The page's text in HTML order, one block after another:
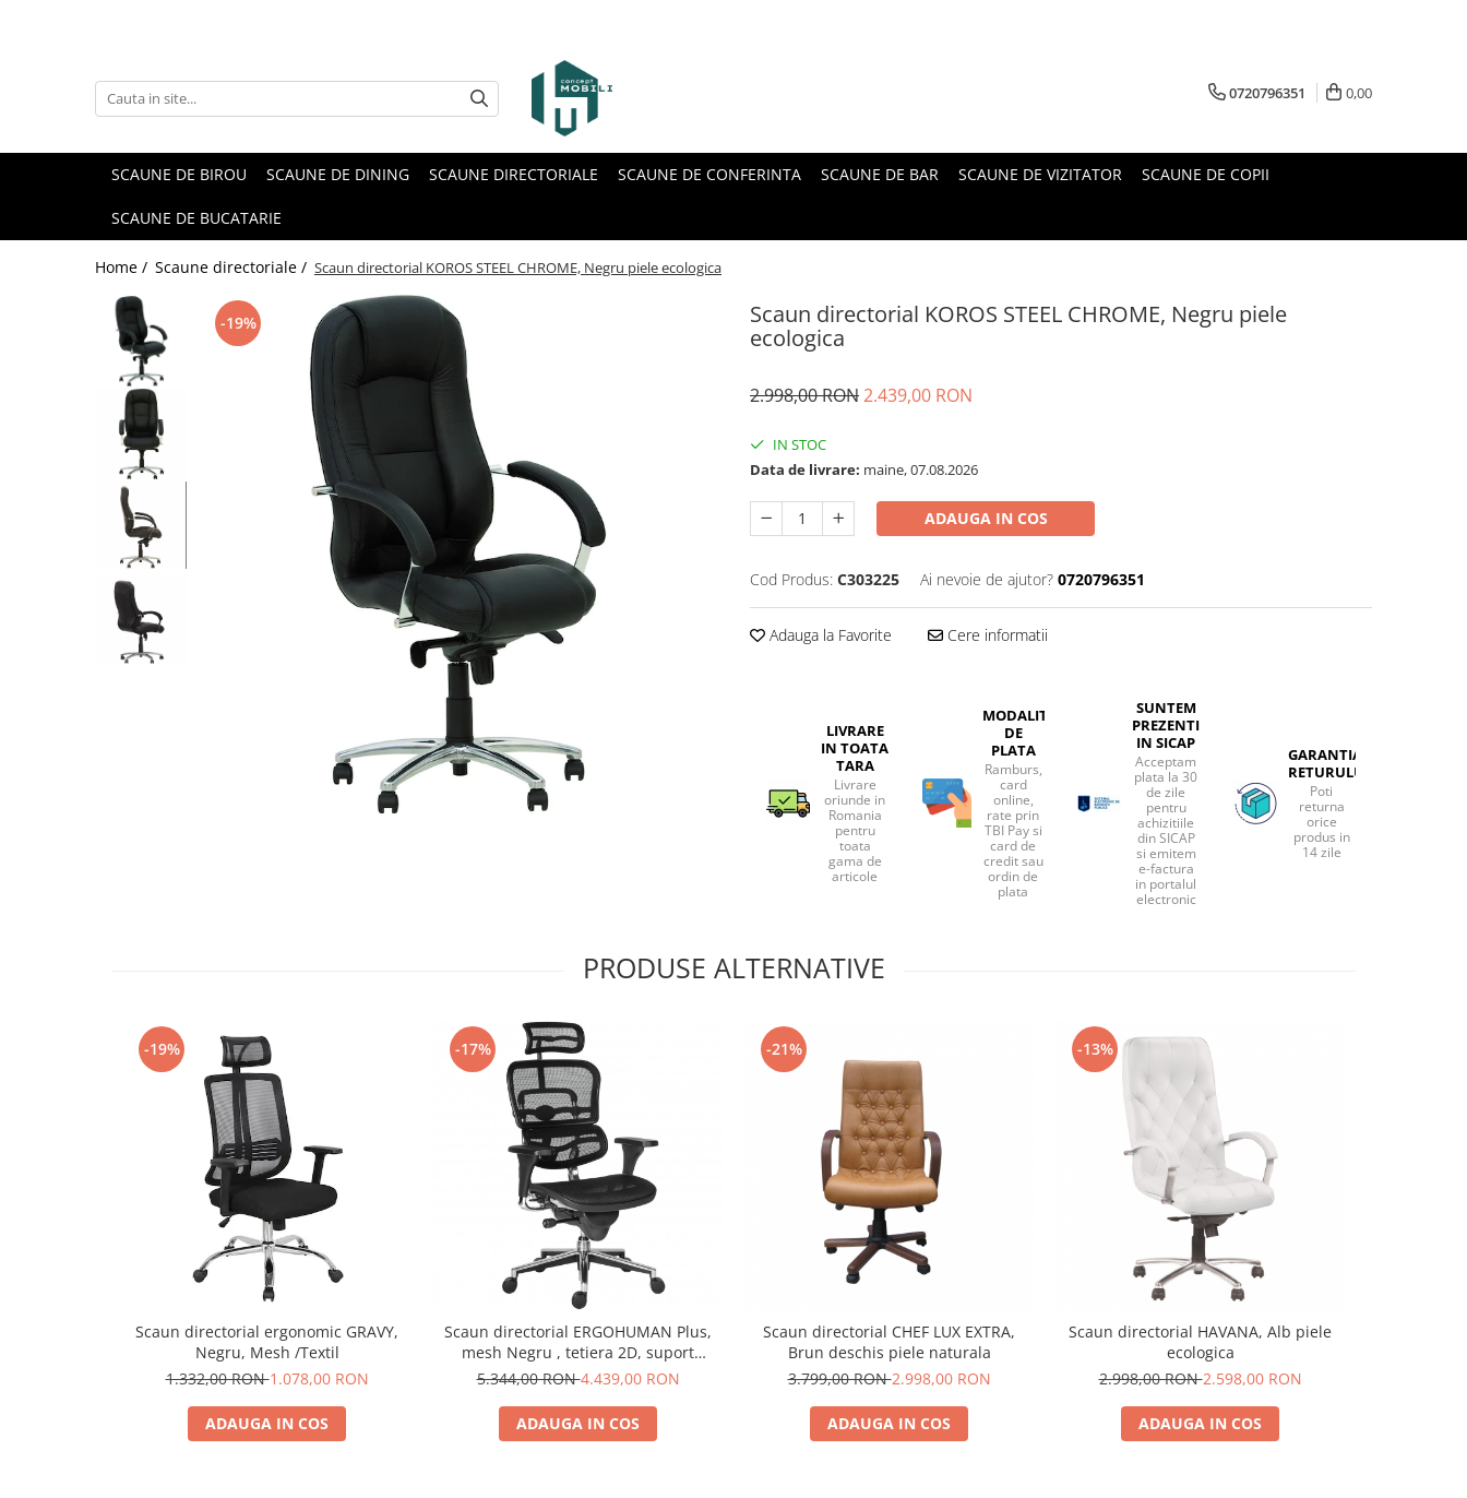
0720796351 0,00
SCAUNE DE BIROU SCAUNE DE DINING SCAUNE DIRECTORIALE SCAUNE DE CONFERINTA SCAUNE DE BAR SCAUNE DE VIZITATOR SCAUNE DE COPII
SCAUNE DE BUCATARIE
Home / Scaune directoriale / Scaun directorial KOROS STEEL CHROME, Negru piele ecologica
Scaun directorial KOROS STEEL CHROME, Negru piele
ecologica
-19%
2.998,00 RON2.439,00 RON
IN STOC
Data de livrare: maine, 07.08.2026
ADAUGA IN COS
Cod Produs: C303225 Ai nevoie de ajutor? 0720796351
Adauga la Favorite Cere informatii
LIVRARE
IN TOATA
TARA
Livrare
oriunde in
Romania
pentru
toata
gama de
articole
MODALITATI
DE
PLATA
Ramburs,
card
online,
rate prin
TBI Pay si
card de
credit sau
ordin de
plata
SUNTEM
PREZENTI
IN SICAP
Acceptam
plata la 30
de zile
pentru
achizitiile
din SICAP
si emitem
e-factura
in portalul
electronic
GARANTIA
RETURULUI
Poti
returna
orice
produs in
14 zile
PRODUSE ALTERNATIVE
-19%
Scaun directorial ergonomic GRAVY,
Negru, Mesh /Textil
1.332,00 RON1.078,00 RON
ADAUGA IN COS
-17%
Scaun directorial ERGOHUMAN Plus,
mesh Negru , tetiera 2D, suport
lombar, brate reglabile 3D
5.344,00 RON4.439,00 RON
ADAUGA IN COS
-21%
Scaun directorial CHEF LUX EXTRA,
Brun deschis piele naturala
3.799,00 RON2.998,00 RON
ADAUGA IN COS
-13%
Scaun directorial HAVANA, Alb piele
ecologica
2.998,00 RON2.598,00 RON
ADAUGA IN COS